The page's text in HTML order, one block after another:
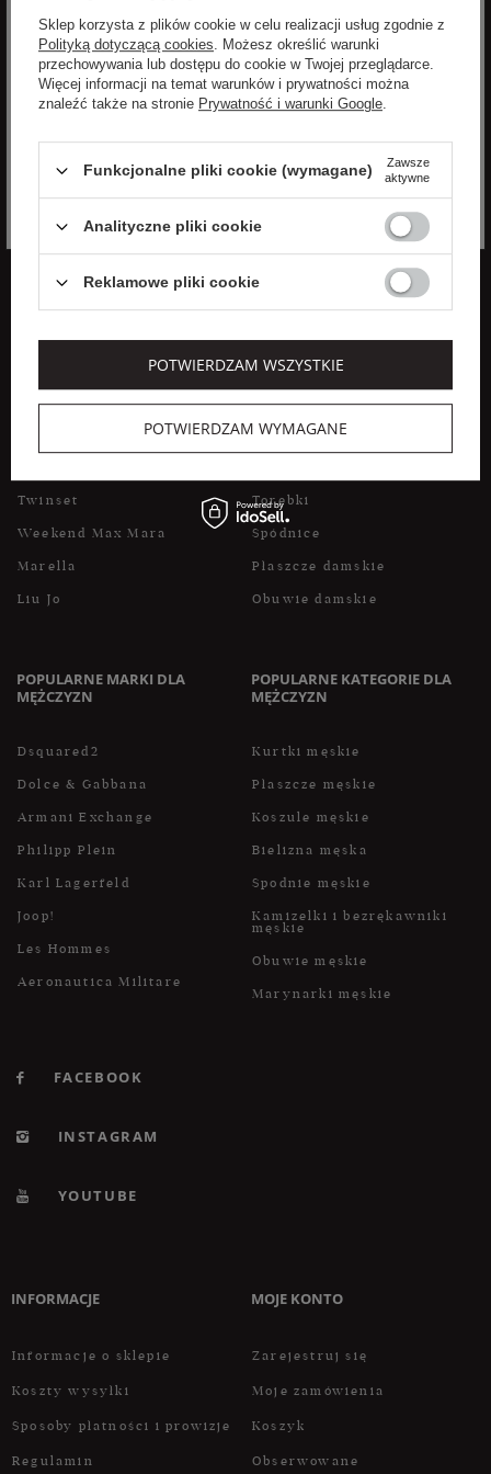
anulować w dowolnym momencie.
Zgadzam się na przetwarzanie moich danych osobowych
(imię, adres email) przez VELPA Otylia Skiepko w celu
marketingowym. Wyrażenie zgody jest dobrowolne. Mam
prawo cofnięcia zgody w dowolnym momencie bez wpływu
do treści swoich danych i ich sprostowania, usunięcia,
ograniczenia przetwarzania, oraz prawo do przenoszenia
danych na zasadach zawartych w polityce prywatności sklepu
internetowego. Dane osobowe w sklepie internetowym
przetwarzane są zgodnie z polityką prywatności. Zachęcamy
do zapoznania się z polityką przed wyrażeniem zgody.
Rozwiń
POPULARNE MARKI DLA
KOBIET
Aeronautica Militare
Elisabetta Franchi
Twinset
Weekend Max Mara
Marella
Liu Jo
POPULARNE KATEGORIE DLA
KOBIET
Kurtki damskie
Płaszcze damskie
Sukienki
Torebki
Spódnice
Płaszcze damskie
Obuwie damskie
POPULARNE MARKI DLA
MĘŻCZYZN
Dsquared2
Dolce & Gabbana
Armani Exchange
Philipp Plein
Karl Lagerfeld
Joop!
Les Hommes
Aeronautica Militare
POPULARNE KATEGORIE DLA
MĘŻCZYZN
Kurtki męskie
Płaszcze męskie
Koszule męskie
Bielizna męska
Spodnie męskie
Kamizelki i bezrękawniki
męskie
Obuwie męskie
Marynarki męskie
FACEBOOK
INSTAGRAM
YOUTUBE
INFORMACJE
Informacje o sklepie
Koszty wysyłki
Sposoby płatności i prowizje
Regulamin
MOJE KONTO
Zarejestruj się
Moje zamówienia
Koszyk
Obserwowane
Sklep korzysta z plików cookie w celu realizacji usług zgodnie z
Polityką dotyczącą cookies. Możesz określić warunki
przechowywania lub dostępu do cookie w Twojej przeglądarce.
Więcej informacji na temat warunków i prywatności można
znaleźć także na stronie Prywatność i warunki Google.
Funkcjonalne pliki cookie (wymagane)
Zawsze
aktywne
Analityczne pliki cookie
Reklamowe pliki cookie
POTWIERDZAM WYMAGANE
POTWIERDZAM WSZYSTKIE